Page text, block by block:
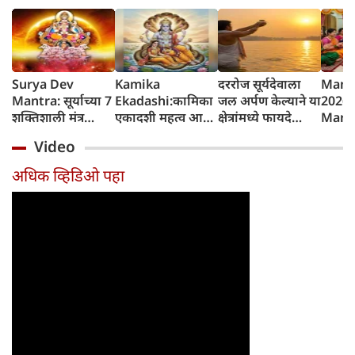
Surya Dev
Mantra: सूर्याच्या 7
शक्तिशाली मंत्र
पूर्ण होतात, रविवारी
कोणत्याही एका
मंत्राचा जप करा
Kamika
Ekadashi:कामिका
एकादशी महत्व आणि
दररोज सूर्यदेवाला
जल अर्पण केल्याने या
क्षेत्रांमध्ये फायदे
विशेष महत्त्व
2026
Video
अधिक व्हिडिओ पहा